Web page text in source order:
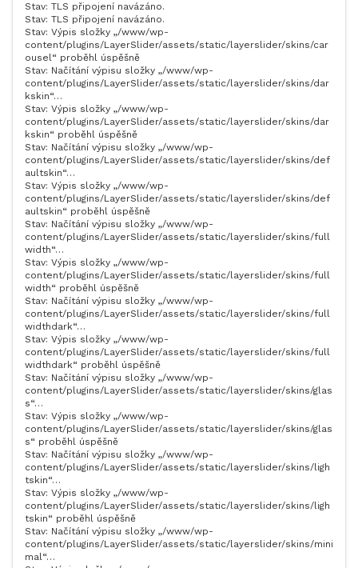
Stav: TLS připojení navázáno.
Stav: TLS připojení navázáno.
Stav: Výpis složky „/www/wp-
content/plugins/LayerSlider/assets/static/layerslider/skins/car
ousel“ proběhl úspěšně
Stav: Načítání výpisu složky „/www/wp-
content/plugins/LayerSlider/assets/static/layerslider/skins/dar
kskin“…
Stav: Výpis složky „/www/wp-
content/plugins/LayerSlider/assets/static/layerslider/skins/dar
kskin“ proběhl úspěšně
Stav: Načítání výpisu složky „/www/wp-
content/plugins/LayerSlider/assets/static/layerslider/skins/def
aultskin“…
Stav: Výpis složky „/www/wp-
content/plugins/LayerSlider/assets/static/layerslider/skins/def
aultskin“ proběhl úspěšně
Stav: Načítání výpisu složky „/www/wp-
content/plugins/LayerSlider/assets/static/layerslider/skins/full
width“…
Stav: Výpis složky „/www/wp-
content/plugins/LayerSlider/assets/static/layerslider/skins/full
width“ proběhl úspěšně
Stav: Načítání výpisu složky „/www/wp-
content/plugins/LayerSlider/assets/static/layerslider/skins/full
widthdark“…
Stav: Výpis složky „/www/wp-
content/plugins/LayerSlider/assets/static/layerslider/skins/full
widthdark“ proběhl úspěšně
Stav: Načítání výpisu složky „/www/wp-
content/plugins/LayerSlider/assets/static/layerslider/skins/glas
s“…
Stav: Výpis složky „/www/wp-
content/plugins/LayerSlider/assets/static/layerslider/skins/glas
s“ proběhl úspěšně
Stav: Načítání výpisu složky „/www/wp-
content/plugins/LayerSlider/assets/static/layerslider/skins/ligh
tskin“…
Stav: Výpis složky „/www/wp-
content/plugins/LayerSlider/assets/static/layerslider/skins/ligh
tskin“ proběhl úspěšně
Stav: Načítání výpisu složky „/www/wp-
content/plugins/LayerSlider/assets/static/layerslider/skins/mini
mal“…